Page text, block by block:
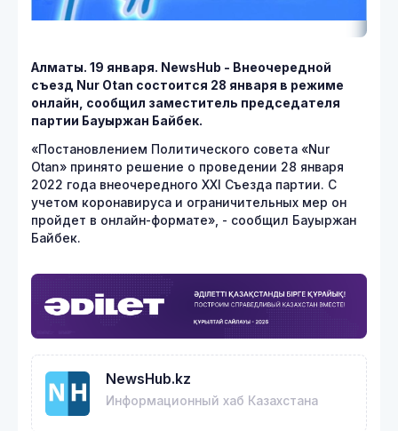
Алматы. 19 января. NewsHub - Внеочередной
съезд Nur Otan состоится 28 января в режиме
онлайн, сообщил заместитель председателя
партии Бауыржан Байбек.
«Постановлением Политического совета «Nur
Otan» принято решение о проведении 28 января
2022 года внеочередного XXI Съезда партии. С
учетом коронавируса и ограничительных мер он
пройдет в онлайн-формате», - сообщил Бауыржан
Байбек.
NewsHub.kz
Информационный хаб Казахстана